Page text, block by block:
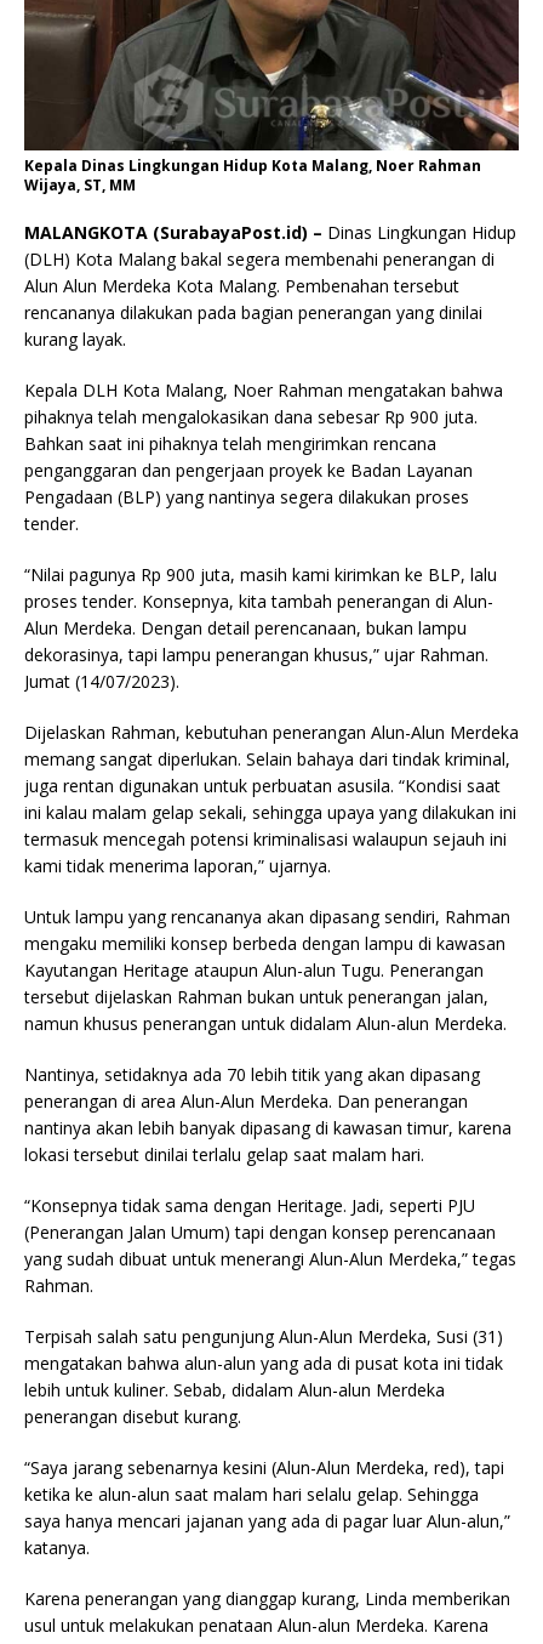
Kepala Dinas Lingkungan Hidup Kota Malang, Noer Rahman
Wijaya, ST, MM
MALANGKOTA (SurabayaPost.id) – Dinas Lingkungan Hidup
(DLH) Kota Malang bakal segera membenahi penerangan di
Alun Alun Merdeka Kota Malang. Pembenahan tersebut
rencananya dilakukan pada bagian penerangan yang dinilai
kurang layak.
Kepala DLH Kota Malang, Noer Rahman mengatakan bahwa
pihaknya telah mengalokasikan dana sebesar Rp 900 juta.
Bahkan saat ini pihaknya telah mengirimkan rencana
penganggaran dan pengerjaan proyek ke Badan Layanan
Pengadaan (BLP) yang nantinya segera dilakukan proses
tender.
“Nilai pagunya Rp 900 juta, masih kami kirimkan ke BLP, lalu
proses tender. Konsepnya, kita tambah penerangan di Alun-
Alun Merdeka. Dengan detail perencanaan, bukan lampu
dekorasinya, tapi lampu penerangan khusus,” ujar Rahman.
Jumat (14/07/2023).
Dijelaskan Rahman, kebutuhan penerangan Alun-Alun Merdeka
memang sangat diperlukan. Selain bahaya dari tindak kriminal,
juga rentan digunakan untuk perbuatan asusila. “Kondisi saat
ini kalau malam gelap sekali, sehingga upaya yang dilakukan ini
termasuk mencegah potensi kriminalisasi walaupun sejauh ini
kami tidak menerima laporan,” ujarnya.
Untuk lampu yang rencananya akan dipasang sendiri, Rahman
mengaku memiliki konsep berbeda dengan lampu di kawasan
Kayutangan Heritage ataupun Alun-alun Tugu. Penerangan
tersebut dijelaskan Rahman bukan untuk penerangan jalan,
namun khusus penerangan untuk didalam Alun-alun Merdeka.
Nantinya, setidaknya ada 70 lebih titik yang akan dipasang
penerangan di area Alun-Alun Merdeka. Dan penerangan
nantinya akan lebih banyak dipasang di kawasan timur, karena
lokasi tersebut dinilai terlalu gelap saat malam hari.
“Konsepnya tidak sama dengan Heritage. Jadi, seperti PJU
(Penerangan Jalan Umum) tapi dengan konsep perencanaan
yang sudah dibuat untuk menerangi Alun-Alun Merdeka,” tegas
Rahman.
Terpisah salah satu pengunjung Alun-Alun Merdeka, Susi (31)
mengatakan bahwa alun-alun yang ada di pusat kota ini tidak
lebih untuk kuliner. Sebab, didalam Alun-alun Merdeka
penerangan disebut kurang.
“Saya jarang sebenarnya kesini (Alun-Alun Merdeka, red), tapi
ketika ke alun-alun saat malam hari selalu gelap. Sehingga
saya hanya mencari jajanan yang ada di pagar luar Alun-alun,”
katanya.
Karena penerangan yang dianggap kurang, Linda memberikan
usul untuk melakukan penataan Alun-alun Merdeka. Karena